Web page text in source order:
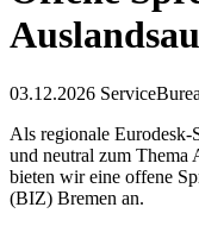
03.12.2026
Als regionale Eurodesk-
und neutral zum Thema
bieten wir eine offene
(BIZ) Bremen an.